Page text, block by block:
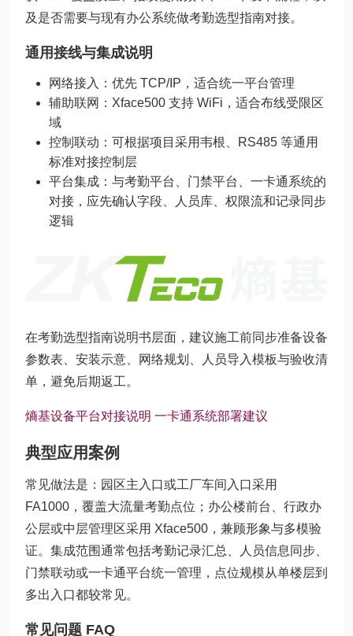
及是否需要与现有办公系统做考勤选型指南对接。
通用接线与集成说明
网络接入：优先 TCP/IP，适合统一平台管理
辅助联网：Xface500 支持 WiFi，适合布线受限区
域
控制联动：可根据项目采用韦根、RS485 等通用
标准对接控制层
平台集成：与考勤平台、门禁平台、一卡通系统的
对接，应先确认字段、人员库、权限流和记录同步
逻辑
在考勤选型指南说明书层面，建议施工前同步准备设备
参数表、安装示意、网络规划、人员导入模板与验收清
单，避免后期返工。
熵基设备平台对接说明 一卡通系统部署建议
典型应用案例
常见做法是：园区主入口或工厂车间入口采用
FA1000，覆盖大流量考勤点位；办公楼前台、行政办
公层或中层管理区采用 Xface500，兼顾形象与多模验
证。集成范围通常包括考勤记录汇总、人员信息同步、
门禁联动或一卡通平台统一管理，点位规模从单楼层到
多出入口都较常见。
常见问题 FAQ